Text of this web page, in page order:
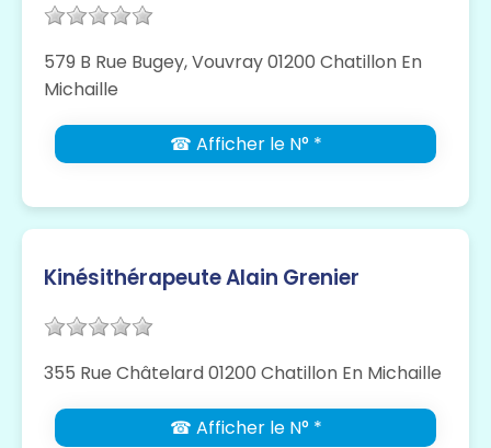
579 B Rue Bugey, Vouvray 01200 Chatillon En
Michaille
☎ Afficher le N° *
Kinésithérapeute Alain Grenier
355 Rue Châtelard 01200 Chatillon En Michaille
☎ Afficher le N° *